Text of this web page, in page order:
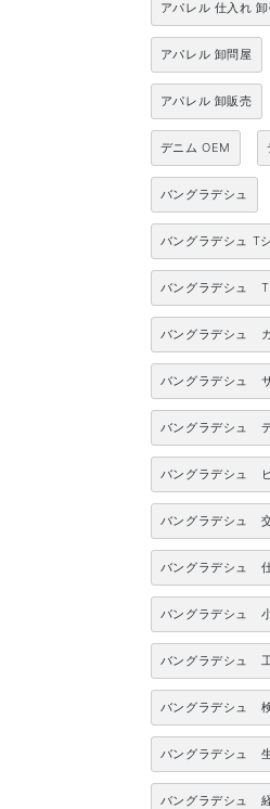
アパレル 仕入れ
アパレル 卸問屋
アパレル 卸販売
デニム OEM
バングラデシュ
バングラデシュ T
バングラデシュ T
バングラデシュ
バングラデシュ
バングラデシュ
バングラデシュ
バングラデシュ
バングラデシュ
バングラデシュ
バングラデシュ
バングラデシュ
バングラデシュ
バングラデシュ